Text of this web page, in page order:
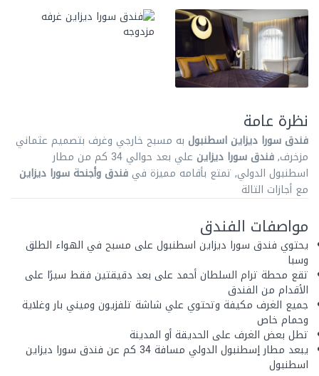
نظرة عامة
فندق سورا ديزاين اسطنبول به مسبح خارجي وغرف بتصميم عثماني
مزخرف,فندق سورا ديزاين
علي بعد حوالي 34 كم من مطار
اسطنبول الدولي, تمتع بأقامه مميزة في فندق وأجنحة سورا ديزاين
مع أجازات التالة
مواصفات الفندق
يحتوي فندق سورا ديزاين اسطنبول على مسبح في الهواء الطلق
وسبا
تقع محطة ترام السلطان أحمد على بعد دقيقتين فقط سيرًا على
الأقدام من الفندق
جميع الغرف مكيفة وتحتوي علي شاشة تلفزيون وميني بار وغلاية
وحمام خاص
تطل بعض الغرف على الحديقة أو المدينة
يبعد مطار إسطنبول الدولي مسافة 34 كم عن فندق سورا ديزاين
اسطنبول